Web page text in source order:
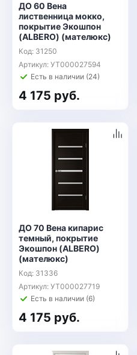
ДО 60 Вена
лиственница мокко,
покрытие Экошпон
(ALBERO) (мателюкс)
Код: 31250
Артикул: УТ000027594
Есть в наличии (24)
4 175 руб.
ДО 70 Вена кипарис
темный, покрытие
Экошпон (ALBERO)
(мателюкс)
Код: 31336
Артикул: УТ000027719
Есть в наличии (6)
4 175 руб.